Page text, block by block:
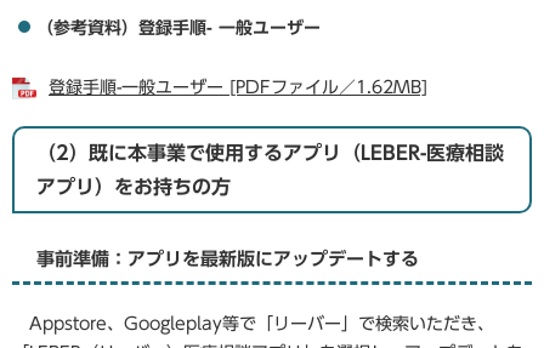
（参考資料）登録手順- 一般ユーザー
登録手順-一般ユーザー [PDFファイル／1.62MB]
（2）既に本事業で使用するアプリ（LEBER-医療相談
アプリ）をお持ちの方
事前準備：アプリを最新版にアップデートする
Appstore、Googleplay等で「リーバー」で検索いただき、